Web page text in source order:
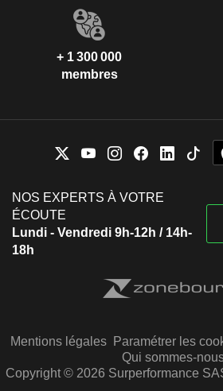
+ 1 300 000
membres
NOS EXPERTS À VOTRE
ÉCOUTE
Lundi - Vendredi 9h-12h / 14h-
18h
Mentions légales Paramétrer les
Qui sommes-
Copyright © 2026 Surperformance